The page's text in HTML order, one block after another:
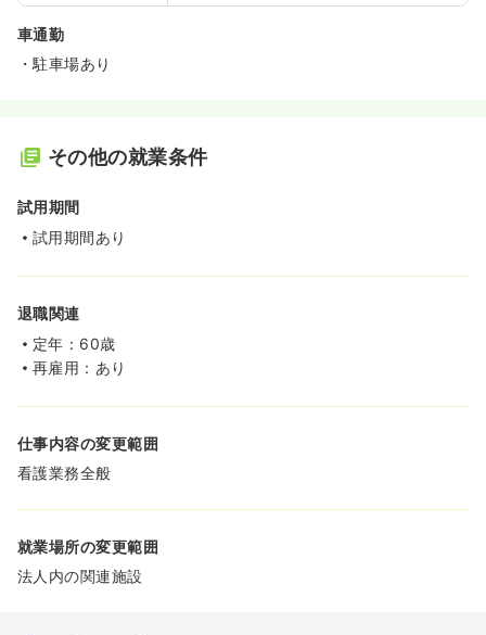
車通勤
・駐車場あり
その他の就業条件
試用期間
試用期間あり
退職関連
定年：60歳
再雇用：あり
仕事内容の変更範囲
看護業務全般
就業場所の変更範囲
法人内の関連施設